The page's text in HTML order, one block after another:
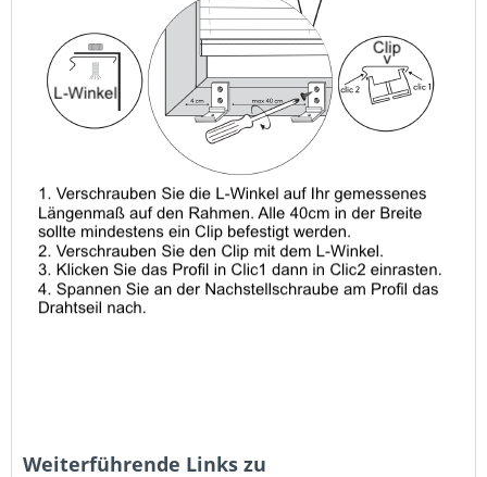
Weiterführende Links zu